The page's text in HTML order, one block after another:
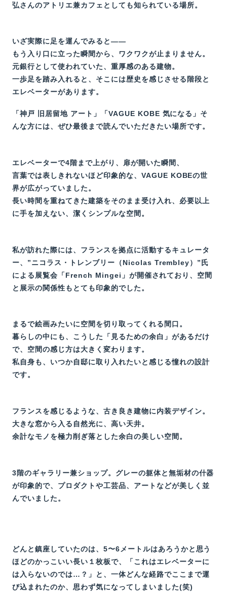
DANCER’S HOME PROJECT
弘さんのアトリエ兼カフェとしても知られている場所。
いざ実際に足を運んでみると——
もう入り口に立った瞬間から、ワクワクが止まりません。
元銀行として使われていた、重厚感のある建物。
一歩足を踏み入れると、そこには歴史を感じさせる階段と
エレベーターがあります。
「神戸 旧居留地 アート」「VAGUE KOBE 気になる」そ
んな方には、ぜひ最後まで読んでいただきたい場所です。
エレベーターで4階まで上がり、扉が開いた瞬間、
言葉では表しきれないほど印象的な、VAGUE KOBEの世
界が広がっていました。
長い時間を重ねてきた建築をそのまま受け入れ、必要以上
に手を加えない、潔くシンプルな空間。
私が訪れた際には、フランスを拠点に活動するキュレータ
ー、”ニコラス・トレンブリー（Nicolas Trembley）”氏
による展覧会「French Mingei」が開催されており、空間
と展示の関係性もとても印象的でした。
まるで絵画みたいに空間を切り取ってくれる間口。
暮らしの中にも、こうした「見るための余白」があるだけ
で、空間の感じ方は大きく変わります。
私自身も、いつか自邸に取り入れたいと感じる憧れの設計
です。
フランスを感じるような、古き良き建物に内装デザイン。
大きな窓から入る自然光に、高い天井。
余計なモノを極力削ぎ落とした余白の美しい空間。
3階のギャラリー兼ショップ。グレーの躯体と無垢材の什器
が印象的で、プロダクトや工芸品、アートなどが美しく並
んでいました。
どんと鎮座していたのは、5〜6メートルはあろうかと思う
ほどのかっこいい長い１枚板で、「これはエレベーターに
は入らないのでは…？」と、一体どんな経路でここまで運
び込まれたのか、思わず気になってしまいました(笑)